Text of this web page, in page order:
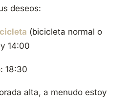
deseos:
(bicicleta normal o
14:00
: 18:30
alta, a menudo estoy